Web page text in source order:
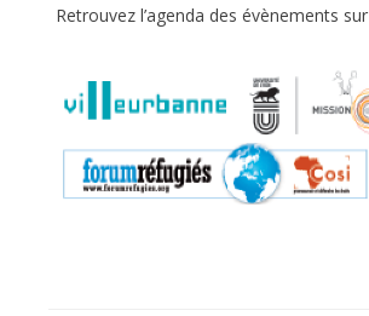
Retrouvez l’agenda des évènements sur